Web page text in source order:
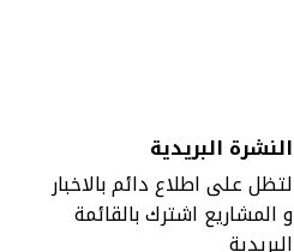
النشرة البريدية
لتظل على اطلاع دائم بالاخبار
و المشاريع اشترك بالقائمة